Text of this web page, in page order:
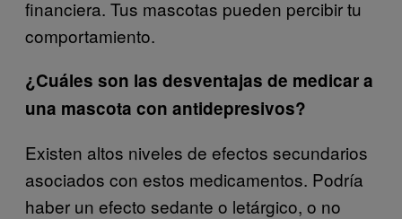
financiera. Tus mascotas pueden percibir tu
comportamiento.
¿Cuáles son las desventajas de medicar a
una mascota con antidepresivos?
Existen altos niveles de efectos secundarios
asociados con estos medicamentos. Podría
haber un efecto sedante o letárgico, o no